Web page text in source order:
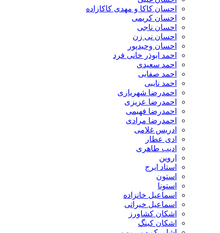
احسان کاکا و مهدی کاکازاده
احسان کریمی
احسان ناجی
احسان نی زن
احسان وحیدپور
احمد ابوذر خانی فرد
احمد سعیدی
احمد صفایی
احمد نایبی
احمدرضا شهریاری
احمدرضا عزیزی
احمدرضا فهیمی
احمدرضا مرادی
ادریس غلامی
ادی عطار
ادیب طاهری
اروین
استاد ایرج
استون
استونا
اسماعیل خانزاده
اسماعیل خیراتی
اشکان کشاورز
اشکان کینگ